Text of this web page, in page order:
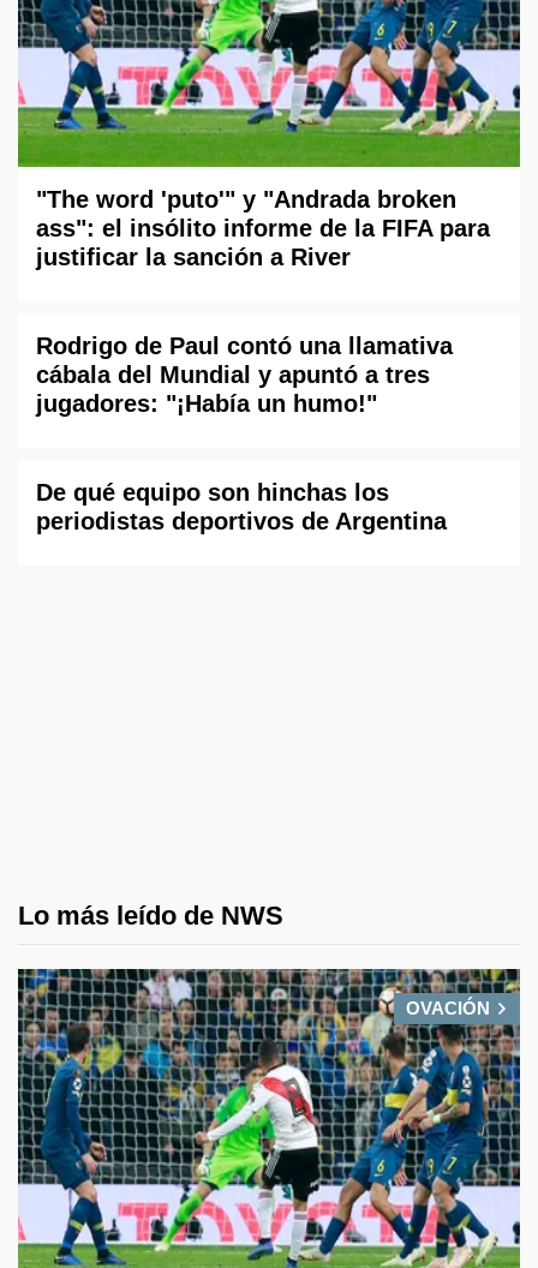
"The word 'puto'" y "Andrada broken
ass": el insólito informe de la FIFA para
justificar la sanción a River
Rodrigo de Paul contó una llamativa
cábala del Mundial y apuntó a tres
jugadores: "¡Había un humo!"
De qué equipo son hinchas los
periodistas deportivos de Argentina
Lo más leído de NWS
OVACIÓN